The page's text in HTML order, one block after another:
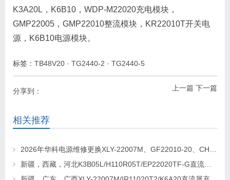
K3A20L，K6B10，WDP-M22020充电模块，
GMP22005，GMP22010整流模块，KR22010T开关电
源，K6B10电源模块。
标签： TB48V20 · TG2440-2 · TG2440-5
上一篇 下一篇
分享到：
相关推荐